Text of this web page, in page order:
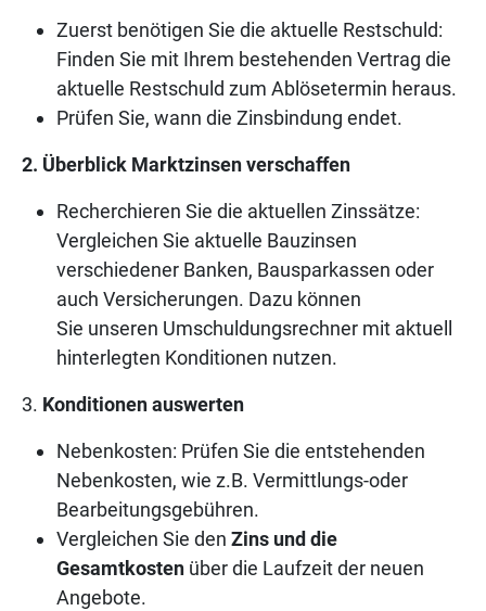
Zuerst benötigen Sie die aktuelle Restschuld:
Finden Sie mit Ihrem bestehenden Vertrag die
aktuelle Restschuld zum Ablösetermin heraus.
Prüfen Sie, wann die Zinsbindung endet.
2. Überblick Marktzinsen verschaffen
Recherchieren Sie die aktuellen Zinssätze:
Vergleichen Sie aktuelle Bauzinsen
verschiedener Banken, Bausparkassen oder
auch Versicherungen. Dazu können
Sie unseren Umschuldungsrechner mit aktuell
hinterlegten Konditionen nutzen.
3. Konditionen auswerten
Nebenkosten: Prüfen Sie die entstehenden
Nebenkosten, wie z.B. Vermittlungs-oder
Bearbeitungsgebühren.
Vergleichen Sie den Zins und die
Gesamtkosten über die Laufzeit der neuen
Angebote.